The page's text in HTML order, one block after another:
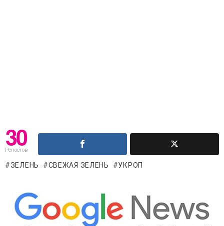
30
Репостов
ЗЕЛЕНЬ СВЕЖАЯ ЗЕЛЕНЬ УКРОП